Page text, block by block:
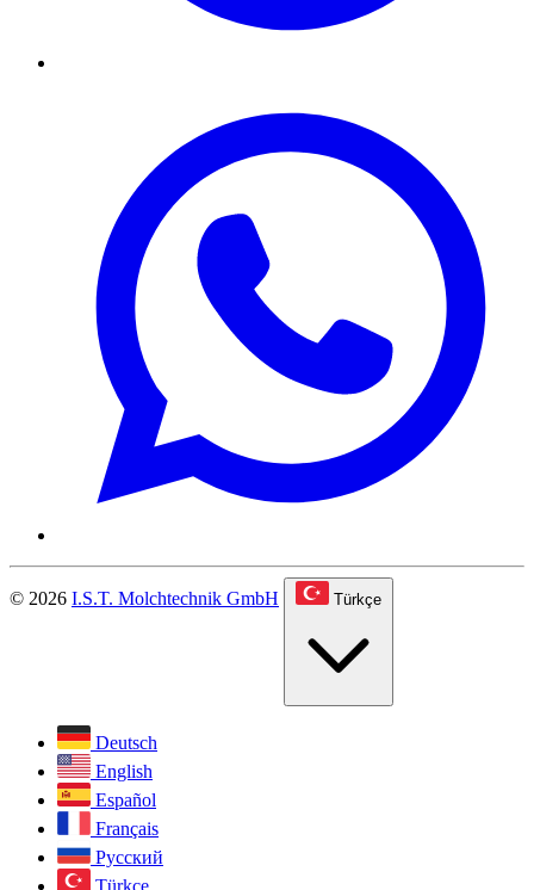
© 2026 I.S.T. Molchtechnik GmbH Türkçe
Deutsch
English
Español
Français
Русский
Türkçe